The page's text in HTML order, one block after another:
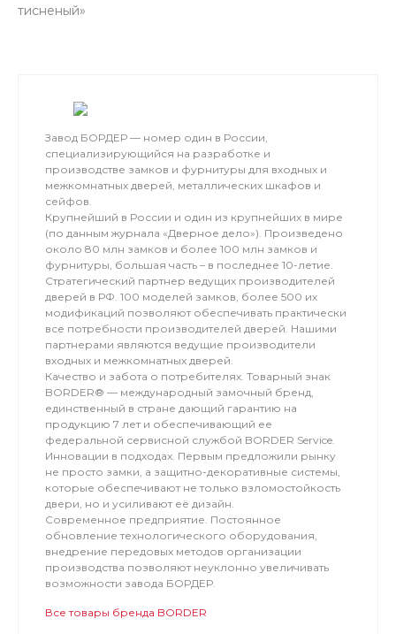
тисненый»
Завод БОРДЕР — номер один в России,
специализирующийся на разработке и
производстве замков и фурнитуры для входных и
межкомнатных дверей, металлических шкафов и
сейфов.
Крупнейший в России и один из крупнейших в мире
(по данным журнала «Дверное дело»). Произведено
около 80 млн замков и более 100 млн замков и
фурнитуры, большая часть – в последнее 10-летие.
Стратегический партнер ведущих производителей
дверей в РФ. 100 моделей замков, более 500 их
модификаций позволяют обеспечивать практически
все потребности производителей дверей. Нашими
партнерами являются ведущие производители
входных и межкомнатных дверей.
Качество и забота о потребителях. Товарный знак
BORDER® — международный замочный бренд,
единственный в стране дающий гарантию на
продукцию 7 лет и обеспечивающий ее
федеральной сервисной службой BORDER Service.
Инновации в подходах. Первым предложили рынку
не просто замки, а защитно-декоративные системы,
которые обеспечивают не только взломостойкость
двери, но и усиливают её дизайн.
Современное предприятие. Постоянное
обновление технологического оборудования,
внедрение передовых методов организации
производства позволяют неуклонно увеличивать
возможности завода БОРДЕР.
Все товары бренда BORDER